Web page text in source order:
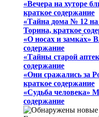
«Вечера на хуторе
краткое содержание
«Тайна дома № 12
Торина, краткое
«О носах и замка́х»
содержание
«Тайны старой
содержание
«Они сражались за
краткое содержание
«Судьба человека»
содержание